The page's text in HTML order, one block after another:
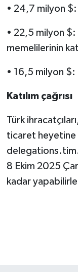
• 24,7 milyon
• 22,5 milyon $:
memelilerinin
• 16,5 milyon
Katılım çağrısı
Türk
ticaret heyetine
8 Ekim 2025
kadar